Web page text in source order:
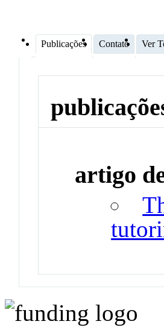
Publicações Contato Ver
artigo